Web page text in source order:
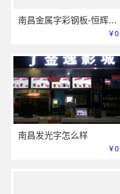
南昌金属字彩钢板-恒辉广告
￥0
南昌发光字怎么样
￥0